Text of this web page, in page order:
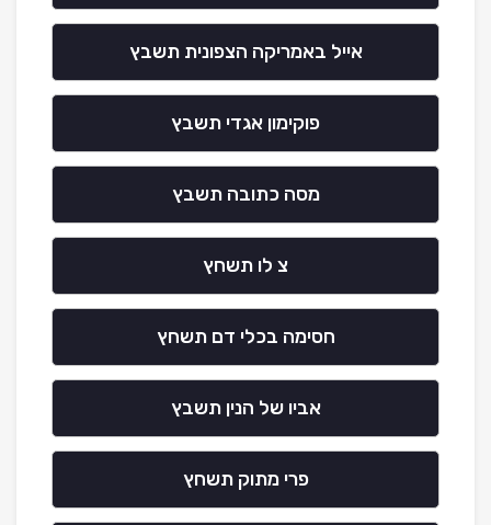
אייל באמריקה הצפונית תשבץ
פוקימון אגדי תשבץ
מסה כתובה תשבץ
צ לו תשחץ
חסימה בכלי דם תשחץ
אביו של הנין תשבץ
פרי מתוק תשחץ